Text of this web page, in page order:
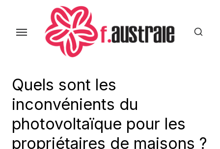
Quels sont les
inconvénients du
photovoltaïque pour les
propriétaires de maisons ?